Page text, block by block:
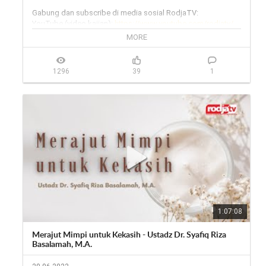
Gabung dan subscribe di media sosial RodjaTV:
YouTube (video kajian): https://www.youtube.com/rodjatv/
Facebook:
https://www.facebook.com/rodjatvoff...
Instagram:
https://www.instagram.com/rodjatv/
Frekuensi: 3824,
Symbol Rate: 3636,
Polaritas: H (Horizontal)
Outlet rodja
MORE
1296 39 1
1:07:08
Merajut Mimpi untuk Kekasih - Ustadz Dr. Syafiq Riza
Basalamah, M.A.